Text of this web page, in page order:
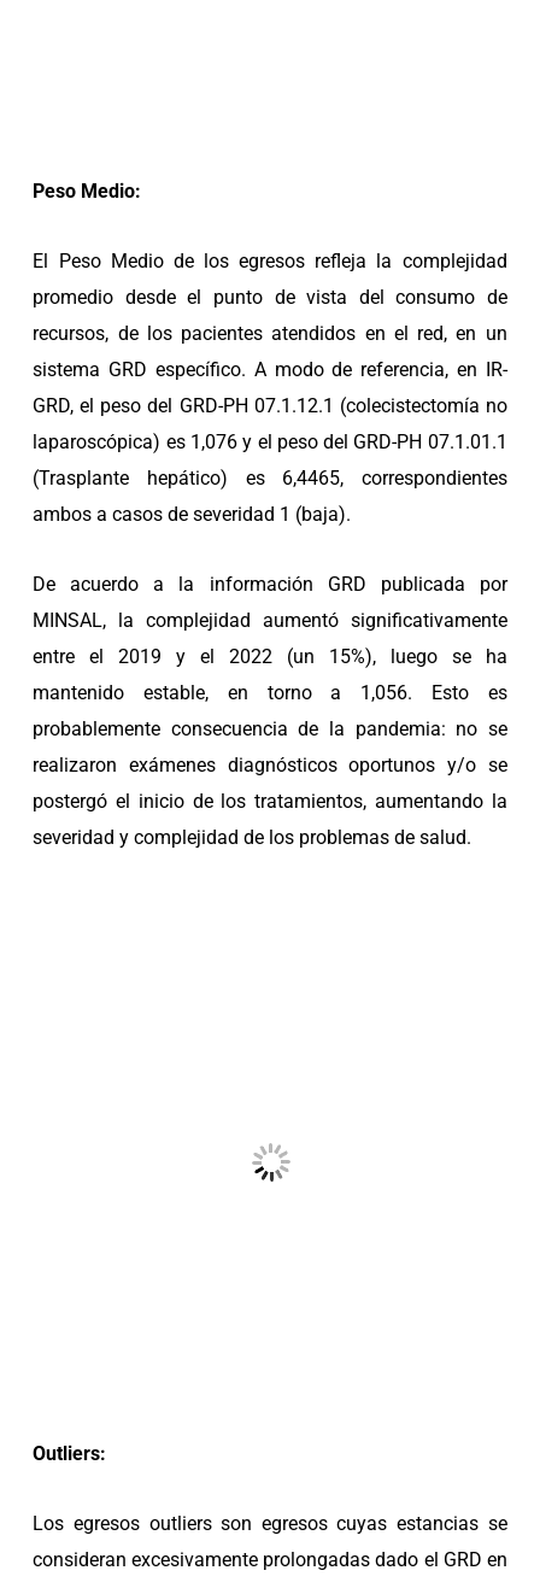
Peso Medio:
El Peso Medio de los egresos refleja la complejidad
promedio desde el punto de vista del consumo de
recursos, de los pacientes atendidos en el red, en un
sistema GRD específico. A modo de referencia, en IR-
GRD, el peso del GRD-PH 07.1.12.1 (colecistectomía no
laparoscópica) es 1,076 y el peso del GRD-PH 07.1.01.1
(Trasplante hepático) es 6,4465, correspondientes
ambos a casos de severidad 1 (baja).
De acuerdo a la información GRD publicada por
MINSAL, la complejidad aumentó significativamente
entre el 2019 y el 2022 (un 15%), luego se ha
mantenido estable, en torno a 1,056. Esto es
probablemente consecuencia de la pandemia: no se
realizaron exámenes diagnósticos oportunos y/o se
postergó el inicio de los tratamientos, aumentando la
severidad y complejidad de los problemas de salud.
Outliers:
Los egresos outliers son egresos cuyas estancias se
consideran excesivamente prolongadas dado el GRD en